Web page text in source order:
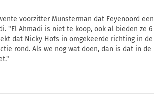
voorzitter Munsterman dat Feyenoord een
"El Ahmadi is niet te koop, ook al bieden ze 6
dat Nicky Hofs in omgekeerde richting in de
rond. Als we nog wat doen, dan is dat in de